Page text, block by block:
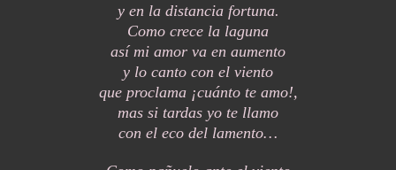
y en la distancia fortuna.
Como crece la laguna
así mi amor va en aumento
y lo canto con el viento
que proclama ¡cuánto te amo!,
mas si tardas yo te llamo
con el eco del lamento…